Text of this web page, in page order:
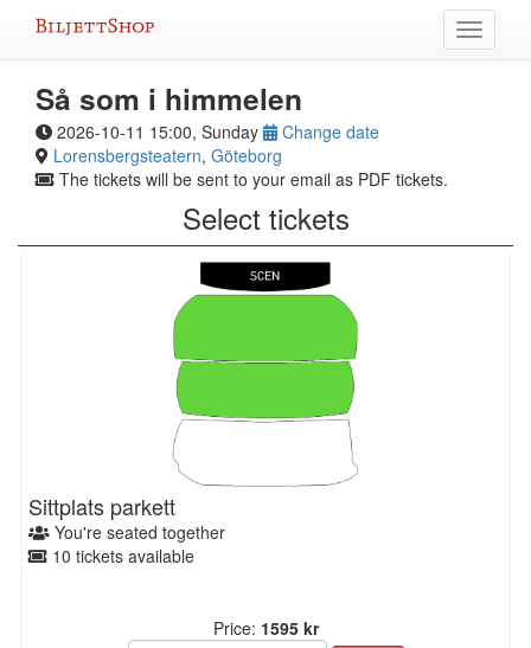
Toggle
Så som i himmelen
2026-10-11 15:00, Sunday
Change date
Lorensbergsteatern, Göteborg
The tickets will be sent to your email as PDF tickets.
Select tickets
Sittplats parkett
You're seated together
10 tickets available
Price: 1595 kr